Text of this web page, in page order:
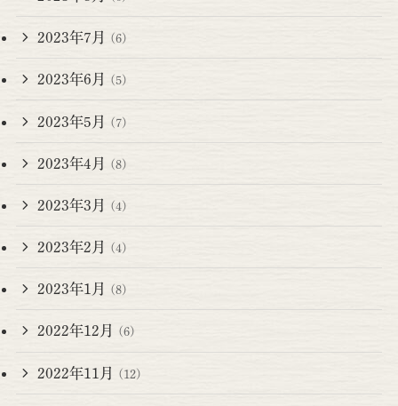
2023年7月 (6)
2023年6月 (5)
2023年5月 (7)
2023年4月 (8)
2023年3月 (4)
2023年2月 (4)
2023年1月 (8)
2022年12月 (6)
2022年11月 (12)